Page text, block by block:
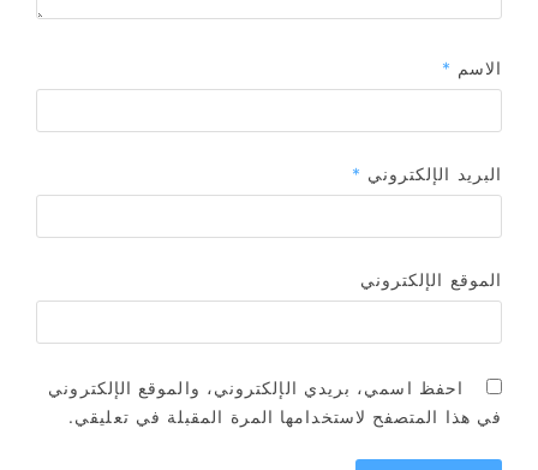
الاسم *
البريد الإلكتروني *
الموقع الإلكتروني
احفظ اسمي، بريدي الإلكتروني، والموقع الإلكتروني
في هذا المتصفح لاستخدامها المرة المقبلة في تعليقي.